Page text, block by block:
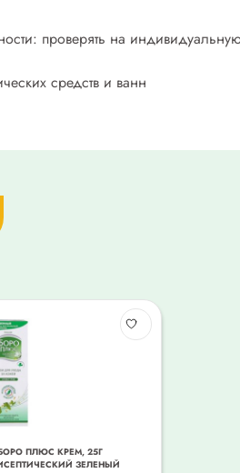
проверять на индивидуальную
средств и ванн
ПЛЮС КРЕМ, 25Г
ЗЕЛЕНЫЙ